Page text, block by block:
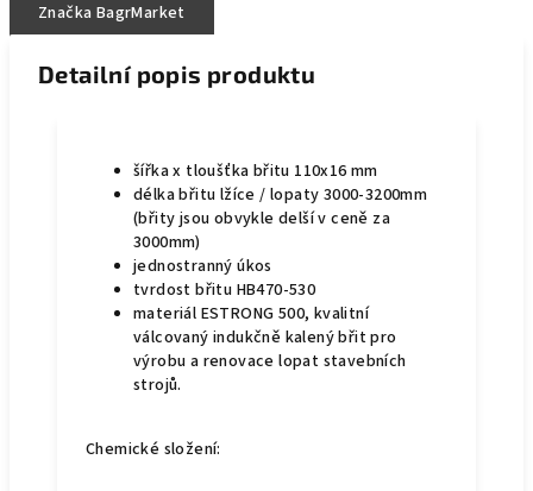
Značka BagrMarket
Detailní popis produktu
šířka x tloušťka břitu 110x16 mm
délka břitu lžíce / lopaty 3000-3200mm
(břity jsou obvykle delší v ceně za
3000mm)
jednostranný úkos
tvrdost břitu HB470-530
materiál ESTRONG 500, kvalitní
válcovaný indukčně kalený břit pro
výrobu a renovace lopat stavebních
strojů.
Chemické složení: